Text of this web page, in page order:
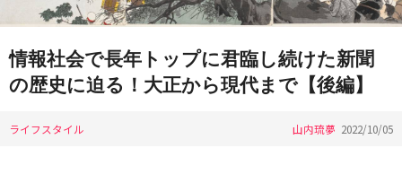
情報社会で長年トップに君臨し続けた新聞
の歴史に迫る！大正から現代まで【後編】
ライフスタイル 山内琉夢 2022/10/05